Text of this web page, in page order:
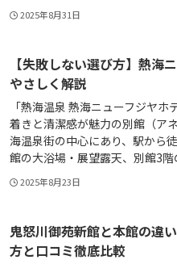
2025年8月31日
【失敗しない選び方】熱海
やさしく解説
「熱海温泉 熱海ニューフジヤ
着きと清潔感が魅力の別館（ア
海温泉街の中心にあり、駅から
館の大浴場・展望露天、別館3階
2025年8月23日
鬼怒川御苑新館と本館の違
方と口コミ徹底比較